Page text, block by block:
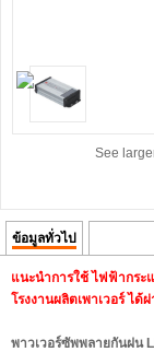
See
ข้อมูลทั่วไป
แนะนำการใช้ ไฟฟ้ากระ
โรงงานผลิตเพาเวอร์ ไ
พาวเวอร์ซัพพลายกันฝน